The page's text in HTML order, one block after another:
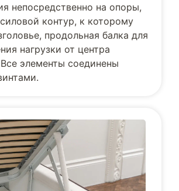
непосредственно на опоры,
контур, к которому
продольная балка для
нагрузки от центра
элементы соединены